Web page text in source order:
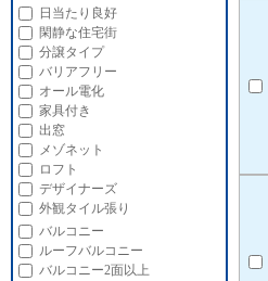
日当たり良好
閑静な住宅街
分譲タイプ
バリアフリー
オール電化
家具付き
出窓
メゾネット
ロフト
デザイナーズ
外観タイル張り
バルコニー
ルーフバルコニー
バルコニー2面以上